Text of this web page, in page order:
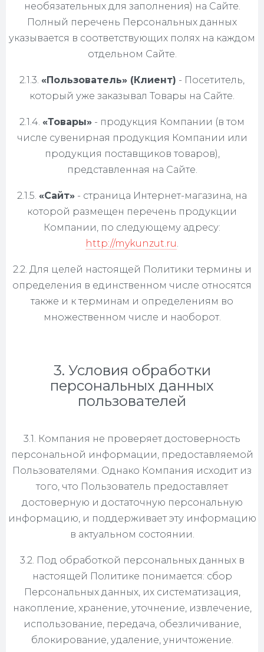
необязательных для заполнения) на Сайте.
Полный перечень Персональных данных
указывается в соответствующих полях на каждом
отдельном Сайте.
2.1.3. «Пользователь» (Клиент) - Посетитель,
который уже заказывал Товары на Сайте.
2.1.4. «Товары» - продукция Компании (в том
числе сувенирная продукция Компании или
продукция поставщиков товаров),
представленная на Сайте.
2.1.5. «Сайт» - страница Интернет-магазина, на
которой размещен перечень продукции
Компании, по следующему адресу:
http://mykunzut.ru.
2.2. Для целей настоящей Политики термины и
определения в единственном числе относятся
также и к терминам и определениям во
множественном числе и наоборот.
3. Условия обработки
персональных данных
пользователей
3.1. Компания не проверяет достоверность
персональной информации, предоставляемой
Пользователями. Однако Компания исходит из
того, что Пользователь предоставляет
достоверную и достаточную персональную
информацию, и поддерживает эту информацию
в актуальном состоянии.
3.2. Под обработкой персональных данных в
настоящей Политике понимается: сбор
Персональных данных, их систематизация,
накопление, хранение, уточнение, извлечение,
использование, передача, обезличивание,
блокирование, удаление, уничтожение.